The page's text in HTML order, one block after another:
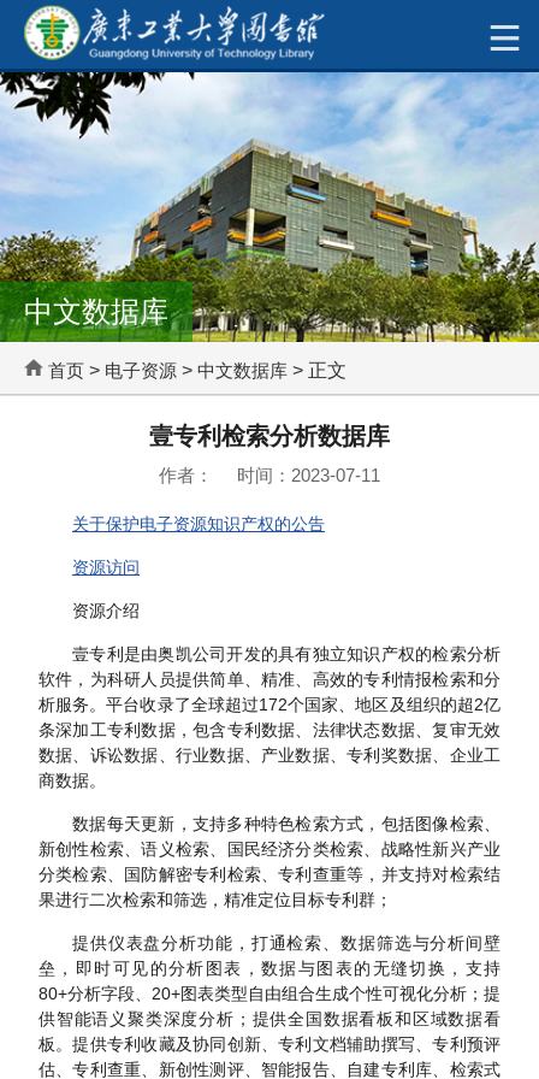
中文数据库
首页 > 电子资源 > 中文数据库 > 正文
壹专利检索分析数据库
作者： 时间：2023-07-11
关于保护电子资源知识产权的公告
资源访问
资源介绍
壹专利是由奥凯公司开发的具有独立知识产权的检索分析
软件，为科研人员提供简单、精准、高效的专利情报检索和分
析服务。平台收录了全球超过172个国家、地区及组织的超2亿
条深加工专利数据，包含专利数据、法律状态数据、复审无效
数据、诉讼数据、行业数据、产业数据、专利奖数据、企业工
商数据。
数据每天更新，支持多种特色检索方式，包括图像检索、
新创性检索、语义检索、国民经济分类检索、战略性新兴产业
分类检索、国防解密专利检索、专利查重等，并支持对检索结
果进行二次检索和筛选，精准定位目标专利群；
提供仪表盘分析功能，打通检索、数据筛选与分析间壁
垒，即时可见的分析图表，数据与图表的无缝切换，支持
80+分析字段、20+图表类型自由组合生成个性可视化分析；提
供智能语义聚类深度分析；提供全国数据看板和区域数据看
板。提供专利收藏及协同创新、专利文档辅助撰写、专利预评
估、专利查重、新创性测评、智能报告、自建专利库、检索式